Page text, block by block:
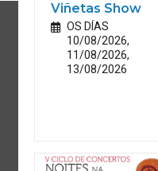
Viñetas Show
OS DÍAS
10/08/2026,
11/08/2026,
13/08/2026